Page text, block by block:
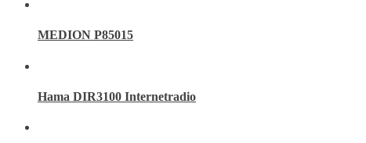
MEDION P85015
Hama DIR3100 Internetradio